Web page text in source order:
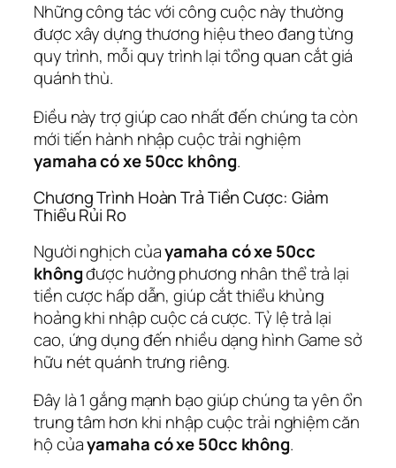
Những công tác với công cuộc này thường
được xây dựng thương hiệu theo đang từng
quy trình, mỗi quy trình lại tổng quan cắt giá
quánh thù.
Điều này trợ giúp cao nhất đến chúng ta còn
mới tiến hành nhập cuộc trải nghiệm
yamaha có xe 50cc không.
Chương Trình Hoàn Trả Tiền Cược: Giảm
Thiểu Rủi Ro
Người nghịch củayamaha có xe 50cc
khôngđược hưởng phương nhân thể trả lại
tiền cược hấp dẫn, giúp cắt thiểu khủng
hoảng khi nhập cuộc cá cược. Tỷ lệ trả lại
cao, ứng dụng đến nhiều dạng hình Game sở
hữu nét quánh trưng riêng.
Đây là 1 gắng mạnh bạo giúp chúng ta yên ổn
trung tâm hơn khi nhập cuộc trải nghiệm căn
hộ củayamaha có xe 50cc không.